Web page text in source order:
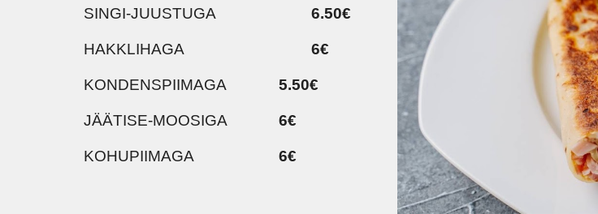
SINGI-JUUSTUGA 6.50€
HAKKLIHAGA 6€
KONDENSPIIMAGA 5.50€
JÄÄTISE-MOOSIGA 6€
KOHUPIIMAGA 6€